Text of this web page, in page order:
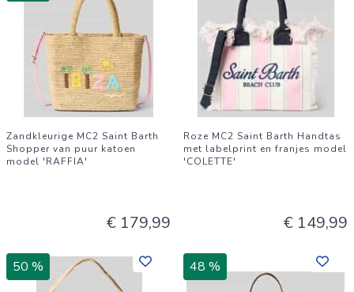
Zandkleurige MC2 Saint Barth
Shopper van puur katoen
model 'RAFFIA'
€ 179,99
Roze MC2 Saint Barth Handtas
met labelprint en franjes model
'COLETTE'
€ 149,99
50 % 48 %